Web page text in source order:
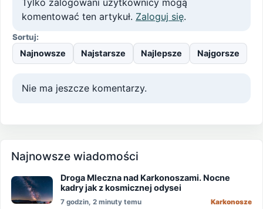
komentować ten artykuł. Zaloguj się.
Sortuj:
Najnowsze Najstarsze Najlepsze Najgorsze
Nie ma jeszcze komentarzy.
Najnowsze wiadomości
Droga Mleczna nad Karkonoszami. Nocne
kadry jak z kosmicznej odysei
7 godzin, 2 minuty temu Karkonosze